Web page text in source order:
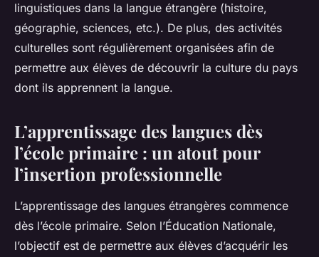
linguistiques dans la langue étrangère (histoire,
géographie, sciences, etc.). De plus, des activités
culturelles sont régulièrement organisées afin de
permettre aux élèves de découvrir la culture du pays
dont ils apprennent la langue.
L’apprentissage des langues dès
l’école primaire : un atout pour
l’insertion professionnelle
L’apprentissage des langues étrangères commence
dès l’école primaire. Selon l’Éducation Nationale,
l’objectif est de permettre aux élèves d’acquérir les